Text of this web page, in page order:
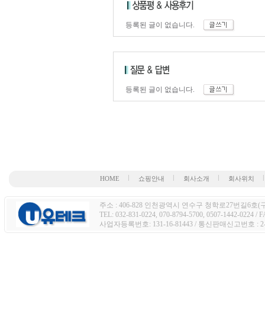
등록된 글이 없습니다.
등록된 글이 없습니다.
HOME 쇼핑안내 회사소개 회사위치
주소 : 406-828 인천광역시 연수구 청학로27번길6호(
TEL: 032-831-0224, 070-8794-5700, 0507-1442-0224
사업자등록번호: 131-16-81443 / 통신판매신고번호 :